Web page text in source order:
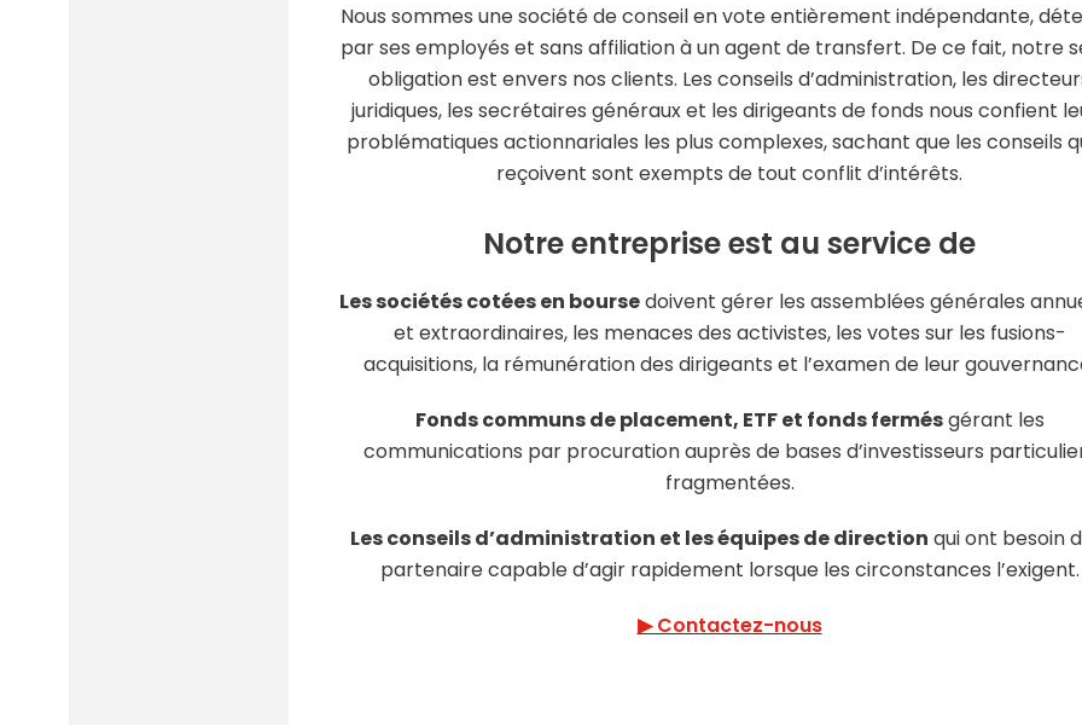
Nous sommes une société de conseil en vote entièrement indépendante,
par ses employés et sans affiliation à un agent de transfert. De ce fait, notre
obligation est envers nos clients. Les conseils d’administration, les
juridiques, les secrétaires généraux et les dirigeants de fonds nous confient
problématiques actionnariales les plus complexes, sachant que les conseils
reçoivent sont exempts de tout conflit d’intérêts.
Notre entreprise est au service de
Les sociétés cotées en boursedoivent gérer les assemblées générales
et extraordinaires, les menaces des activistes, les votes sur les fusions-
acquisitions, la rémunération des dirigeants et l’examen de leur
Fonds communs de placement, ETF et fonds fermésgérant les
communications par procuration auprès de bases d’investisseurs
fragmentées.
Les conseils d’administration et les équipes de direction qui ont besoin
partenaire capable d’agir rapidement lorsque les circonstances l’exigent.
▶ Contactez-nous